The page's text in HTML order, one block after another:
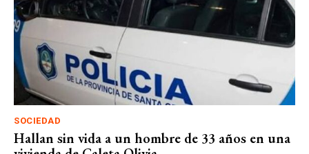
SOCIEDAD
Hallan sin vida a un hombre de 33 años en una